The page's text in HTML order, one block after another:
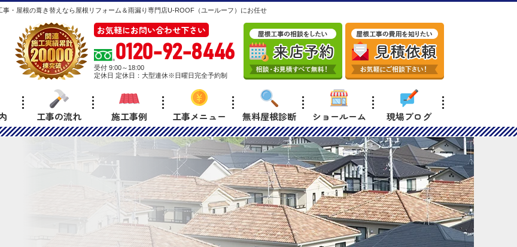
・屋根の葺き替えなら屋根リフォーム＆雨漏り専門店U-ROOF（ユールーフ）にお任せ
お気軽にお問い合わせ下さい
0120-92-8446
受付 9:00～18:00
定休日 定休日：大型連休※日曜日完全予約制
工事の流れ 施工事例 工事メニュー 無料屋根診断 ショールーム 現場ブログ